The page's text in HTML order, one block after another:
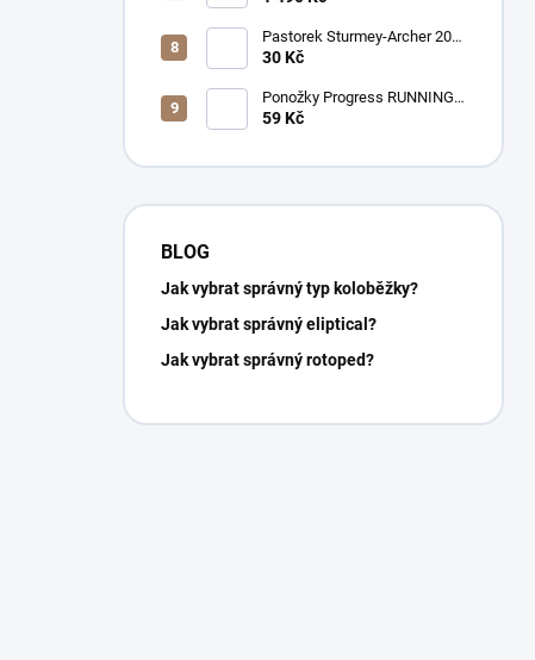
Pastorek Sturmey-Archer 20z
3/32" pro C50
30 Kč
Ponožky Progress RUNNING
SOX šedé
59 Kč
BLOG
Jak vybrat správný typ koloběžky?
Jak vybrat správný eliptical?
Jak vybrat správný rotoped?